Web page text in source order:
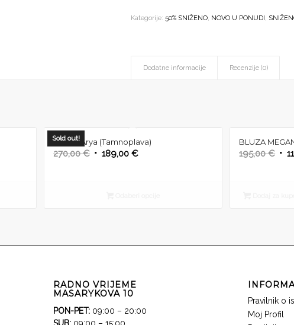
Kategorije: 50% SNIŽENO, NOVO U PONUDI,
Dodatne informacije Recenzije (0)
Sold out!
Haljina Arya (Tamnoplava)
270,00€ Izvorna
189,00€Trenutna
BLUZA
195,00€
RADNO VRIJEME
MASARYKOVA 10
PON-PET:09:00 – 20:00
Pravilnik o
Moj Profil